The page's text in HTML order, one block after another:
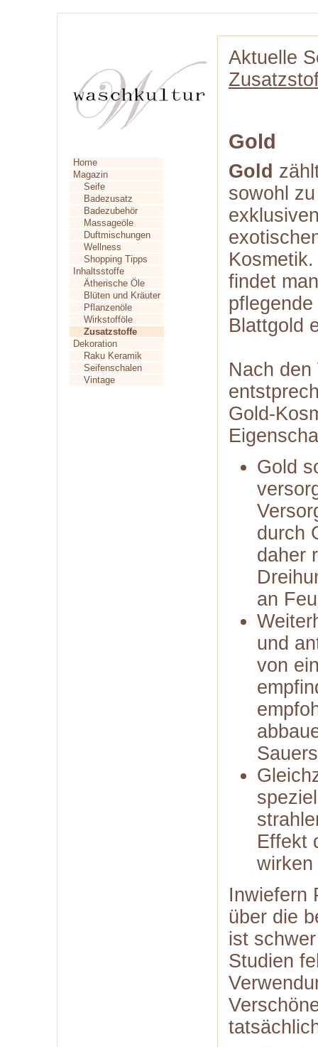
Home
Magazin
Seife
Badezusatz
Badezubehör
Massageöle
Duftmischungen
Wellness
Shopping Tipps
Inhaltsstoffe
Ätherische Öle
Blüten und Kräuter
Pflanzenöle
Wirkstofföle
Zusatzstoffe
Dekoration
Raku Keramik
Seifenschalen
Vintage
Aktuelle
Gold
Gold
sowohl
findet
Blattgold
Nach den
Gold-
Gold
durch
daher
an
und
von
Effekt
wirken
Inwiefern
über die
ist
Studien